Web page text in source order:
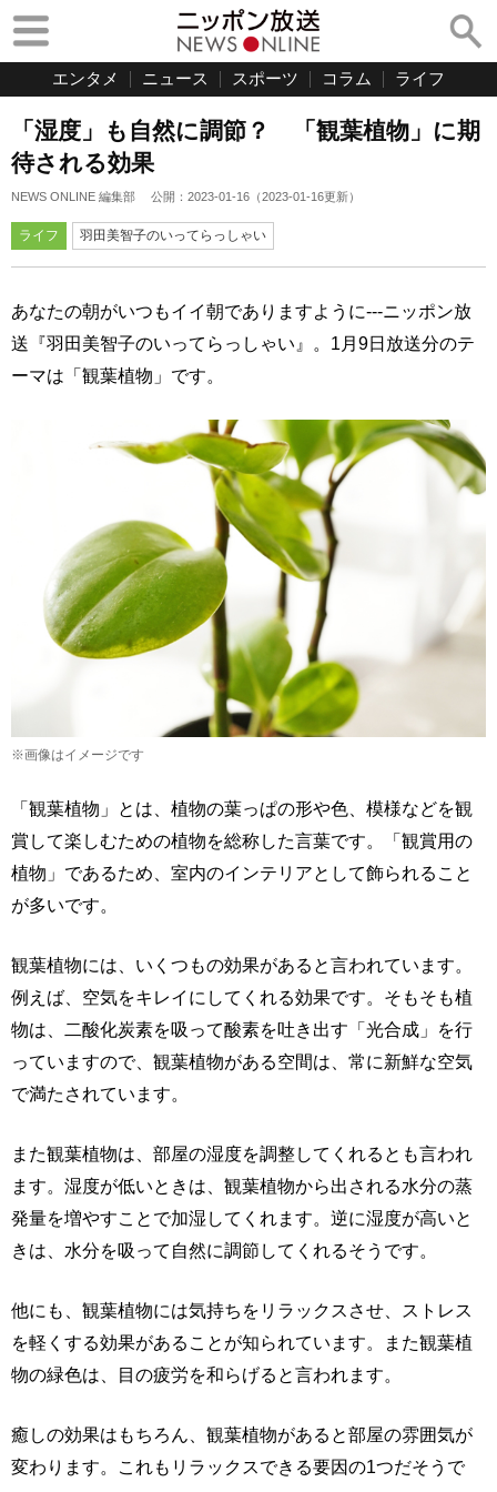
エンタメ ニュース スポーツ コラム ライフ
「湿度」も自然に調節？ 「観葉植物」に期
待される効果
NEWS ONLINE 編集部 公開： 2023-01-16 （2023-01-16更新）
ライフ 羽田美智子のいってらっしゃい
あなたの朝がいつもイイ朝でありますように---ニッポン放
送『羽田美智子のいってらっしゃい』。1月9日放送分のテ
ーマは「観葉植物」です。
※画像はイメージです
「観葉植物」とは、植物の葉っぱの形や色、模様などを観
賞して楽しむための植物を総称した言葉です。「観賞用の
植物」であるため、室内のインテリアとして飾られること
が多いです。
観葉植物には、いくつもの効果があると言われています。
例えば、空気をキレイにしてくれる効果です。そもそも植
物は、二酸化炭素を吸って酸素を吐き出す「光合成」を行
っていますので、観葉植物がある空間は、常に新鮮な空気
で満たされています。
また観葉植物は、部屋の湿度を調整してくれるとも言われ
ます。湿度が低いときは、観葉植物から出される水分の蒸
発量を増やすことで加湿してくれます。逆に湿度が高いと
きは、水分を吸って自然に調節してくれるそうです。
他にも、観葉植物には気持ちをリラックスさせ、ストレス
を軽くする効果があることが知られています。また観葉植
物の緑色は、目の疲労を和らげると言われます。
癒しの効果はもちろん、観葉植物があると部屋の雰囲気が
変わります。これもリラックスできる要因の1つだそうで